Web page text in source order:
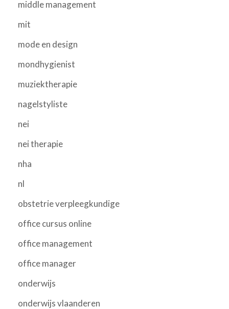
middle management
mit
mode en design
mondhygienist
muziektherapie
nagelstyliste
nei
nei therapie
nha
nl
obstetrie verpleegkundige
office cursus online
office management
office manager
onderwijs
onderwijs vlaanderen